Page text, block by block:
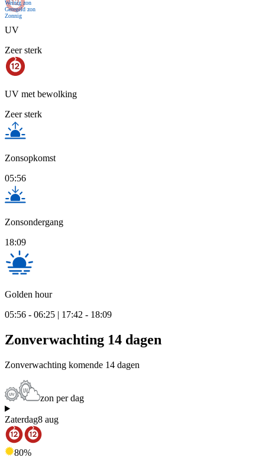
Weinig zon
Geregeld zon
Zonnig
UV
Zeer sterk
UV met bewolking
Zeer sterk
Zonsopkomst
05:56
Zonsondergang
18:09
Golden hour
05:56 - 06:25 | 17:42 - 18:09
Zonverwachting 14 dagen
Zonverwachting komende 14 dagen
zon per dag
Zaterdag8 aug
80%